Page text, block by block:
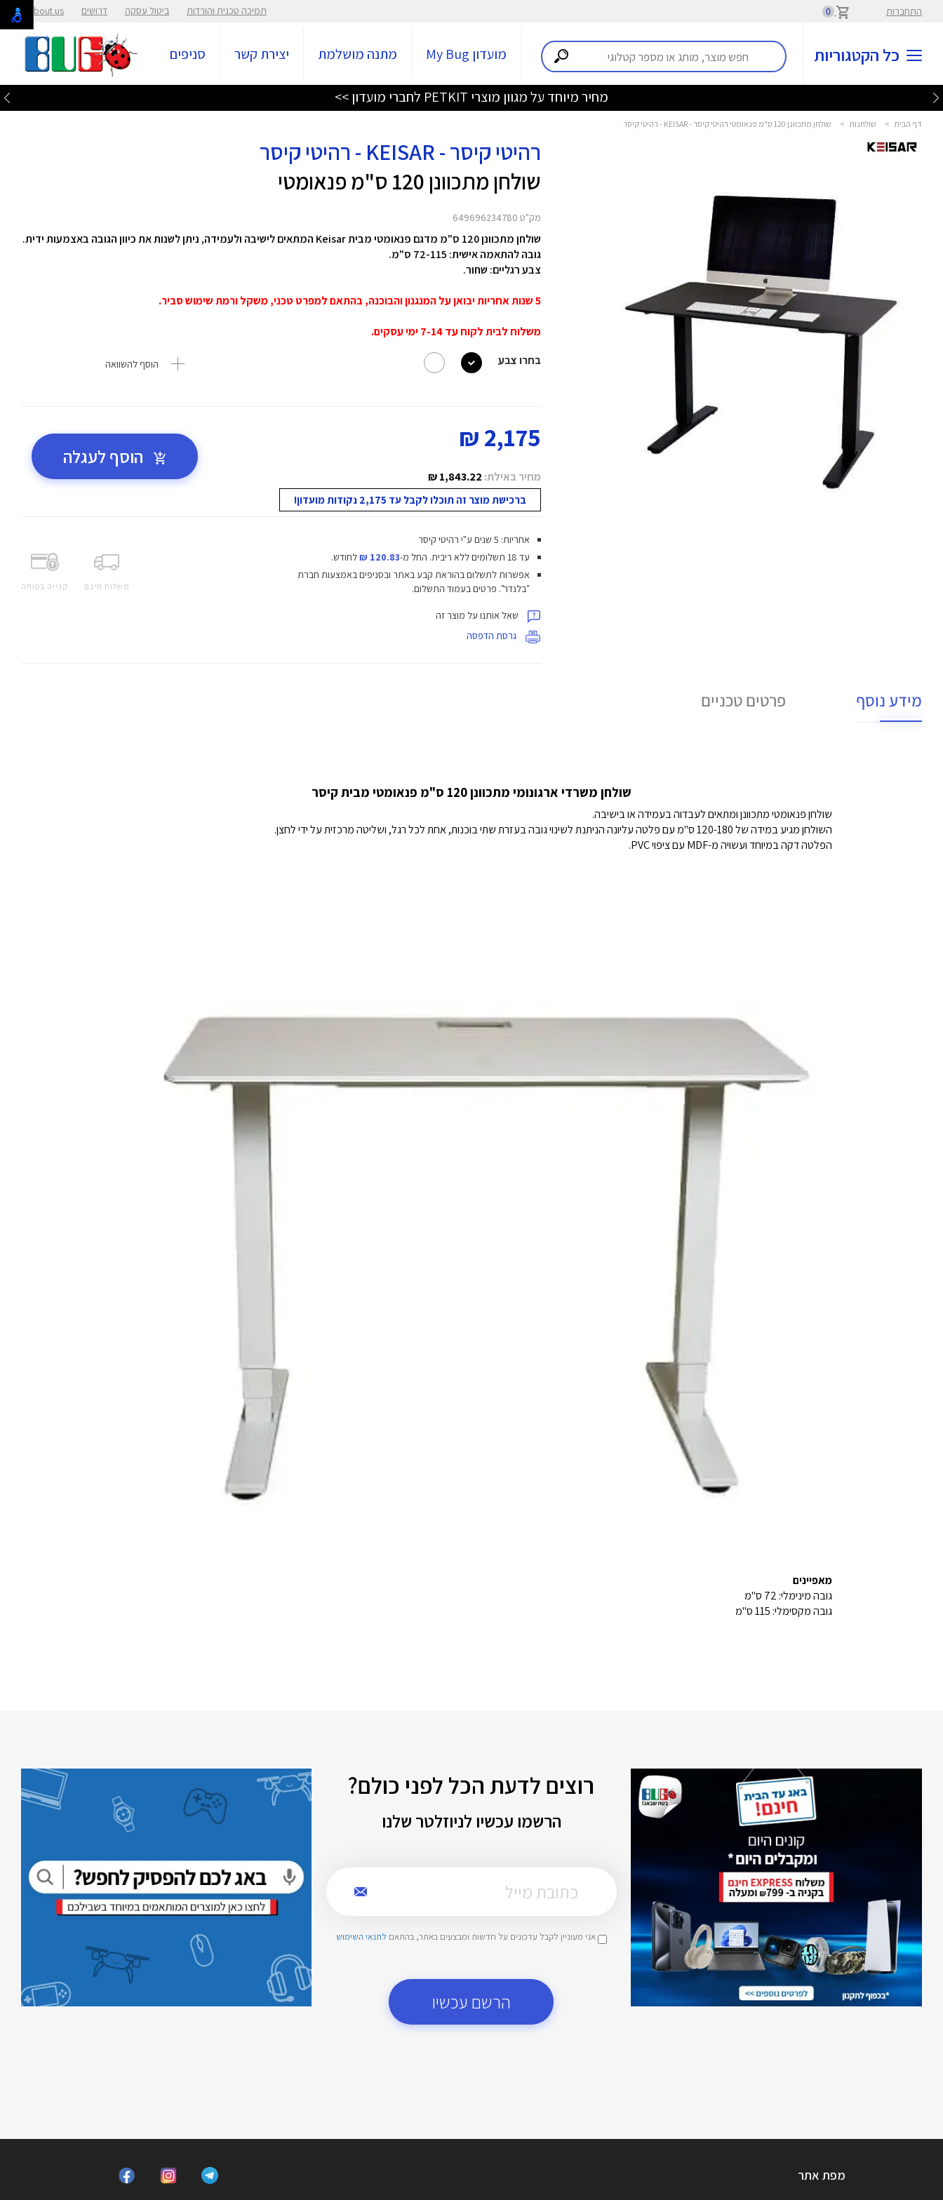
התחברות 0 תמיכה טכנית והורדות ביטול עסקה דרושים About us
כל הקטגוריות מועדון My Bug מתנה מושלמת יצירת קשר סניפים
מחיר מיוחד על מגוון מוצרי PETKIT לחברי מועדון >>
דף הבית > שולחנות > שולחן מתכוונן 120 ס"מ פנאומטי רהיטי קיסר - KEISAR - רהיטי קיסר
רהיטי קיסר - KEISAR - רהיטי קיסר
שולחן מתכוונן 120 ס"מ פנאומטי
מק"ט 649696234780
שולחן מתכוונן 120 ס"מ מדגם פנאומטי מבית Keisar המתאים לישיבה ולעמידה, ניתן לשנות את כיוון הגובה באצמעות ידית.
גובה להתאמה אישית: 72-115 ס"מ.
צבע רגליים: שחור.
5 שנות אחריות יבואן על המנגנון והבוכנה, בהתאם למפרט טכני, משקל ורמת שימוש סביר.
משלוח לבית לקוח עד 7-14 ימי עסקים.
בחרו צבע
הוסף להשוואה
2,175 ₪
מחיר באילת: 1,843.22 ₪
ברכישת מוצר זה תוכלו לקבל עד 2,175 נקודות מועדון!
הוסף לעגלה
משלוח חינם קנייה בטוחה
אחריות: 5 שנים ע"י רהיטי קיסר
עד 18 תשלומים ללא ריבית.
החל מ-120.83 ₪
לחודש.
אפשרות לתשלום בהוראת קבע באתר ובסניפים באמצעות חברת
"בלנדר". פרטים בעמוד התשלום.
שאל אותנו על מוצר זה
גרסת הדפסה
מידע נוסף פרטים טכניים
שולחן משרדי ארגונומי מתכוונן 120 ס"מ פנאומטי מבית קיסר
שולחן פנאומטי מתכוונן ומתאים לעבדוה בעמידה או בישיבה.
השולחן מגיע במידה של 120-180 ס"מ עם פלטה עליונה הניתנת לשינוי גובה בעזרת שתי בוכנות, אחת לכל רגל, ושליטה מרכזית על ידי לחצן.
הפלטה דקה במיוחד ועשויה מ-MDF עם ציפוי PVC.
מאפיינים
גובה מינימלי: 72 ס"מ
גובה מקסימלי: 115 ס"מ
רוצים לדעת הכל לפני כולם?
הרשמו עכשיו לניוזלטר שלנו
אני מעוניין לקבל עדכונים על חדשות ומבצעים באתר, בהתאם לתנאי השימוש
הרשם עכשיו
מפת אתר